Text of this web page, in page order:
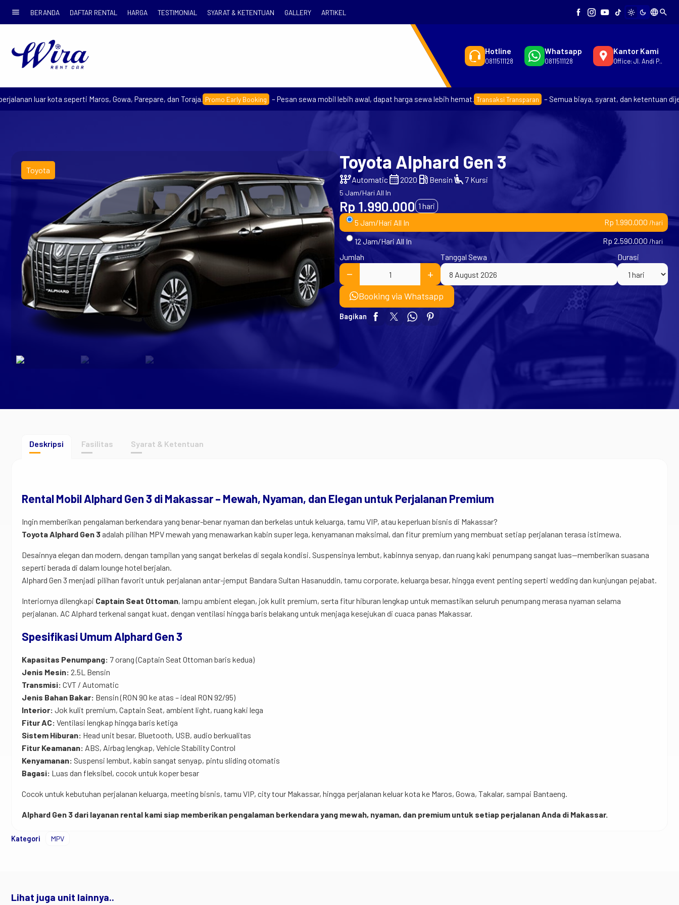
menu BERANDA DAFTAR RENTAL HARGA TESTIMONIAL SYARAT & KETENTUAN GALLERY ARTIKEL light_mode dark_mode languagesearch
Hotline
0811511128
Whatsapp
0811511128
Kantor Kami
Office: Jl. Andi P..
luar kota seperti Maros, Gowa, Parepare, dan Toraja. Promo Early Booking – Pesan sewa mobil lebih awal, dapat harga sewa lebih hemat. Transaksi Transparan – Semua biaya, syarat, dan ketentuan
Toyota Toyota Alphard Gen 3
auto_transmissionAutomaticcalendar_month2020 local_gas_station Bensin airline_seat_recline_extra 7 Kursi
5 Jam/Hari All In
Rp 1.990.000 1 hari
5 Jam/Hari All In
Rp 1.990.000 /hari
12 Jam/Hari All In Rp 2.590.000 /hari
Jumlah Tanggal Sewa Durasi
Booking via Whatsapp
Bagikan
Deskripsi Fasilitas Syarat & Ketentuan
Rental Mobil Alphard Gen 3 di Makassar – Mewah, Nyaman, dan Elegan untuk Perjalanan Premium
Ingin memberikan pengalaman berkendara yang benar-benar nyaman dan berkelas untuk keluarga, tamu VIP, atau keperluan bisnis di Makassar?
Toyota Alphard Gen 3 adalah pilihan MPV mewah yang menawarkan kabin super lega, kenyamanan maksimal, dan fitur premium yang membuat setiap perjalanan terasa istimewa.
Desainnya elegan dan modern, dengan tampilan yang sangat berkelas di segala kondisi. Suspensinya lembut, kabinnya senyap, dan ruang kaki penumpang sangat luas—memberikan suasana
seperti berada di dalam lounge hotel berjalan.
Alphard Gen 3 menjadi pilihan favorit untuk perjalanan antar-jemput Bandara Sultan Hasanuddin, tamu corporate, keluarga besar, hingga event penting seperti wedding dan kunjungan pejabat.
Interiornya dilengkapi Captain Seat Ottoman, lampu ambient elegan, jok kulit premium, serta fitur hiburan lengkap untuk memastikan seluruh penumpang merasa nyaman selama
perjalanan. AC Alphard terkenal sangat kuat, dengan ventilasi hingga baris belakang untuk menjaga kesejukan di cuaca panas Makassar.
Spesifikasi Umum Alphard Gen 3
Kapasitas Penumpang: 7 orang (Captain Seat Ottoman baris kedua)
Jenis Mesin: 2.5L Bensin
Transmisi: CVT / Automatic
Jenis Bahan Bakar: Bensin (RON 90 ke atas – ideal RON 92/95)
Interior: Jok kulit premium, Captain Seat, ambient light, ruang kaki lega
Fitur AC: Ventilasi lengkap hingga baris ketiga
Sistem Hiburan: Head unit besar, Bluetooth, USB, audio berkualitas
Fitur Keamanan: ABS, Airbag lengkap, Vehicle Stability Control
Kenyamanan: Suspensi lembut, kabin sangat senyap, pintu sliding otomatis
Bagasi: Luas dan fleksibel, cocok untuk koper besar
Cocok untuk kebutuhan perjalanan keluarga, meeting bisnis, tamu VIP, city tour Makassar, hingga perjalanan keluar kota ke Maros, Gowa, Takalar, sampai Bantaeng.
Alphard Gen 3 dari layanan rental kami siap memberikan pengalaman berkendara yang mewah, nyaman, dan premium untuk setiap perjalanan Anda di Makassar.
Kategori MPV
Lihat juga unit lainnya..